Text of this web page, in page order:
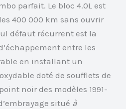
parfait. Le bloc 4.0L est
400 000 km sans ouvrir
défaut récurrent est la
entre les
en installant un
doté de soufflets de
noir des modèles 1991-
situé à